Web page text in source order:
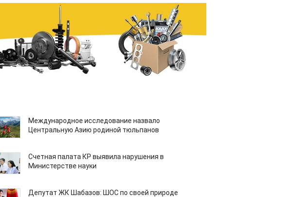
Международное исследование назвало
Центральную Азию родиной тюльпанов
Счетная палата КР выявила нарушения в
Министерстве науки
Депутат ЖК Шабазов: ШОС по своей природе